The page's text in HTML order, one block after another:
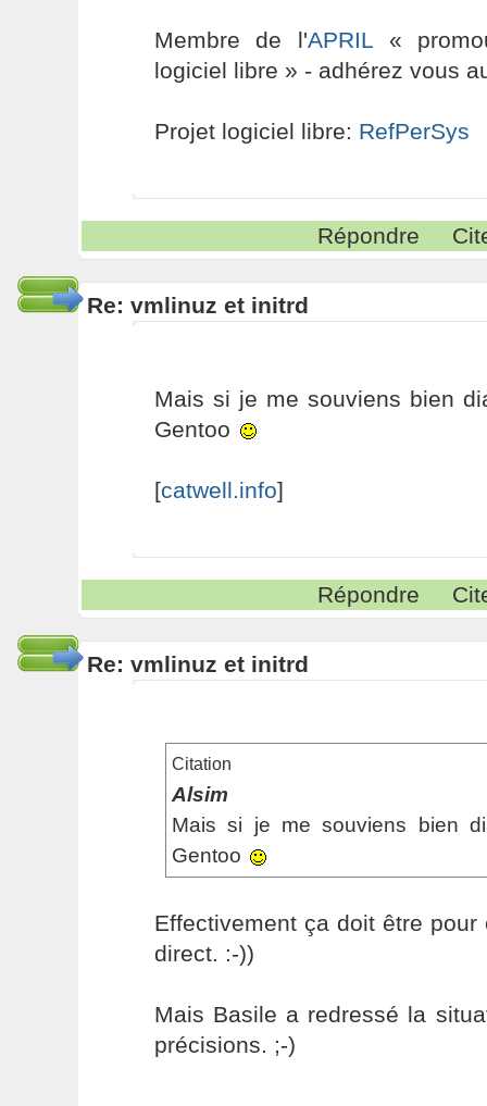
Membre de l'APRIL «
logiciel libre » - adhérez vous
Projet logiciel libre: RefPerSys
Répondre
Re: vmlinuz et initrd
Mais si je me souviens bien
Gentoo
[catwell.info]
Répondre
Re: vmlinuz et initrd
Citation
Alsim
Mais si je me souviens bien
Gentoo
Effectivement ça doit être
direct. :-))
Mais Basile a redressé la
précisions. ;-)